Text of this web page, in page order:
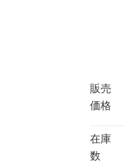
販売
価格
在庫
数